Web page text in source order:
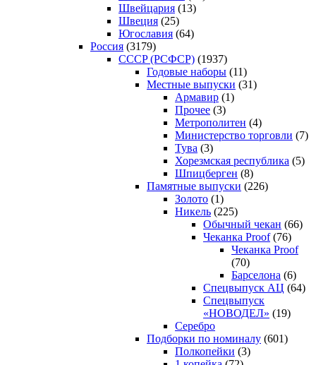
Швейцария (13)
Швеция (25)
Югославия (64)
Россия (3179)
CCCP (РСФСР) (1937)
Годовые наборы (11)
Местные выпуски (31)
Армавир (1)
Прочее (3)
Метрополитен (4)
Министерство торговли (7)
Тува (3)
Хорезмская республика (5)
Шпицберген (8)
Памятные выпуски (226)
Золото (1)
Никель (225)
Обычный чекан (66)
Чеканка Proof(76)
Чеканка Proof
(70)
Барселона (6)
Спецвыпуск АЦ (64)
Спецвыпуск
«НОВОДЕЛ» (19)
Серебро
Подборки по номиналу (601)
Полкопейки (3)